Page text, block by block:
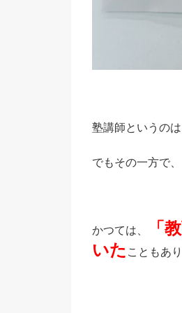
塾講師というの
でもその一方で、
かつては、
「
いた こともあり